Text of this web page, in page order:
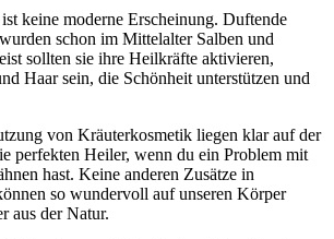
keine moderne Erscheinung. Duftende
schon im Mittelalter Salben und
sollten sie ihre Heilkräfte aktivieren,
Haar sein, die Schönheit unterstützen und
von Kräuterkosmetik liegen klar auf der
perfekten Heiler, wenn du ein Problem mit
hast. Keine anderen Zusätze in
so wundervoll auf unseren Körper
aus der Natur.